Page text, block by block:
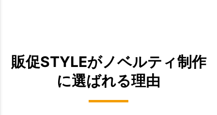
販促STYLEがノベルティ制作
に選ばれる理由